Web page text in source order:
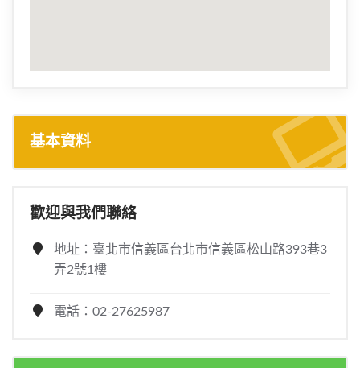
基本資料
歡迎與我們聯絡
地址：臺北市信義區台北市信義區松山路393巷3
弄2號1樓
電話：02-27625987